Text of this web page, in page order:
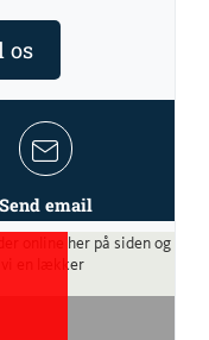
os
Send email
online her på siden og
vi en lækker